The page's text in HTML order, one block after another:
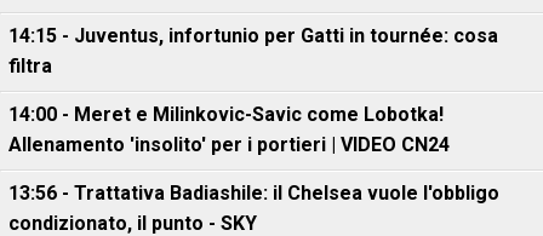
14:15 - Juventus, infortunio per Gatti in tournée: cosa
filtra
14:00 - Meret e Milinkovic-Savic come Lobotka!
Allenamento 'insolito' per i portieri | VIDEO CN24
13:56 - Trattativa Badiashile: il Chelsea vuole l'obbligo
condizionato, il punto - SKY